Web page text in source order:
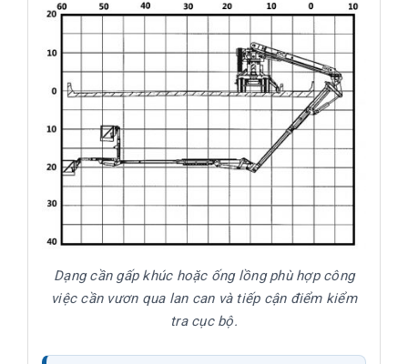
Dạng cần gấp khúc hoặc ống lồng phù hợp công
việc cần vươn qua lan can và tiếp cận điểm kiểm
tra cục bộ.